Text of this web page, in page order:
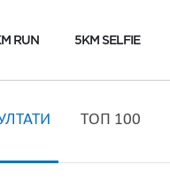
RUN 5KM SELFIE
ТОП 100